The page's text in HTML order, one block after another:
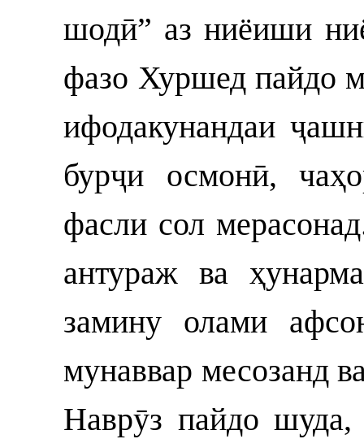
шодӣ” аз ниёиши
фазо Хуршед пайдо
ифодакунандаи
бурҷи осмонӣ,
фасли сол
антураж ва
замину олами
мунаввар месозанд
Наврӯз пайдо